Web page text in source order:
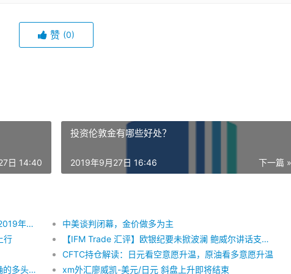
赞 (0)
日 14:40
投资伦敦金有哪些好处？
下一篇 »
2019年9月27日 16:46
外汇日评 2019.2.21 美联储表示多数票委赞同2019年结束缩表
中美谈判闭幕，金价做多为主
行
【IFM Trade 汇评】欧银纪要未掀波澜 鲍威尔讲话支撑美元
CFTC持仓解读：日元看空意愿升温，原油看多意愿升温
xm外汇技术分析：澳元/美元上涨，但缺乏明确的多头信号
xm外汇廖威凯-美元/日元 斜盘上升即将结束